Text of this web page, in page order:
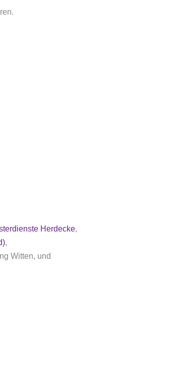
Herdecke,
,
Witten, und